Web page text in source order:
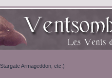
Armageddon, etc.)